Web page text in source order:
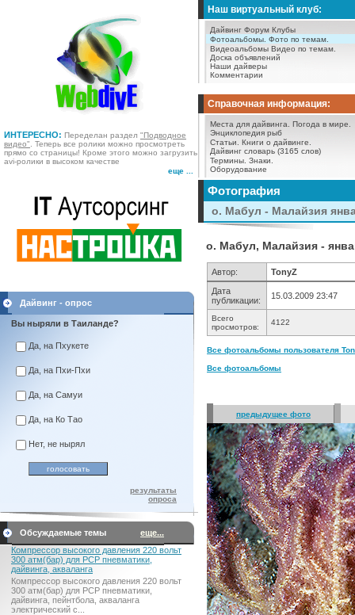
ИНТЕРЕСНО: Переделан раздел "Подводное
видео" . Теперь все ролики можно просмотреть
прямо со страницы! Кроме этого можно загрузить
avi-ролики в высоком качестве
еще ...
Наш виртуальный клуб:
Дайвинг Форум Клубы
Фотоальбомы. Фото по темам.
Видеоальбомы Видео по темам.
Доска объявлений
Наши дайверы
Комментарии
Справочная информация:
Места для дайвинга.
Погода в мире.
Энциклопедия рыб
Статьи.
Книги о дайвинге.
Дайвинг словарь (3165 слов)
Термины. Знаки.
Оборудование
Дайвинг - опрос
Вы ныряли в Таиланде?
Да, на Пхукете
Да, на Пхи-Пхи
Да, на Самуи
Да, на Ко Тао
Нет, не нырял
результаты
опроса
Обсуждаемые темы
еще...
Компрессор высокого давления 220 вольт
300 атм(бар) для PCP пневматики,
дайвинга, акваланга
Компрессор высокого давления 220 вольт
300 атм(бар) для PCP пневматики,
дайвинга, пейнтбола, акваланга
электрический c...
Фотография
о. Мабул - Малайзия
о. Мабул, Малайзия -
Автор:
TonyZ
Дата
публикации:
15.03.2009 23:47
Всего
просмотров:
4122
Все фотоальбомы пользователя
Все фотоальбомы
предыдущее фото